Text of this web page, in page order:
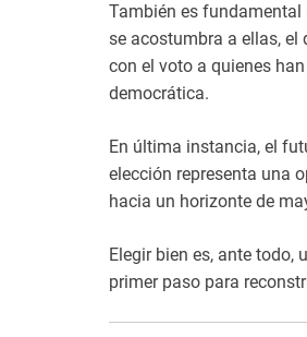
También es
se acostumbra a ellas,
con el voto a quienes
democrática.
En última instancia, el
elección representa una
hacia un horizonte de
Elegir bien es, ante todo,
primer paso para